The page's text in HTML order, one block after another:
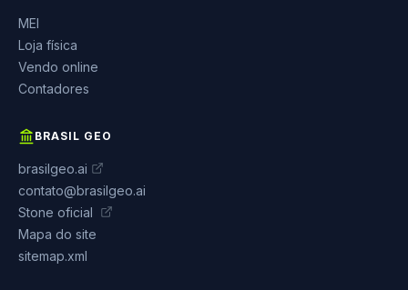
MEI
Loja física
Vendo online
Contadores
BRASIL GEO
brasilgeo.ai
contato@brasilgeo.ai
Stone oficial
Mapa do site
sitemap.xml